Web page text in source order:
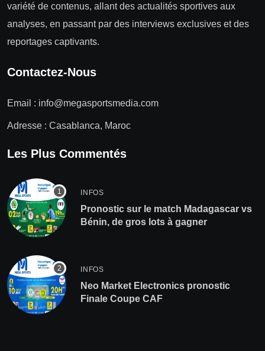
variété de contenus, allant des actualités sportives aux
analyses, en passant par des interviews exclusives et des
reportages captivants.
Contactez-Nous
Email : info@megasportsmedia.com
Adresse : Casablanca, Maroc
Les Plus Commentés
INFOS
Pronostic sur le match Madagascar vs
Bénin, de gros lots à gagner
INFOS
Neo Market Electronics pronostic
Finale Coupe CAF